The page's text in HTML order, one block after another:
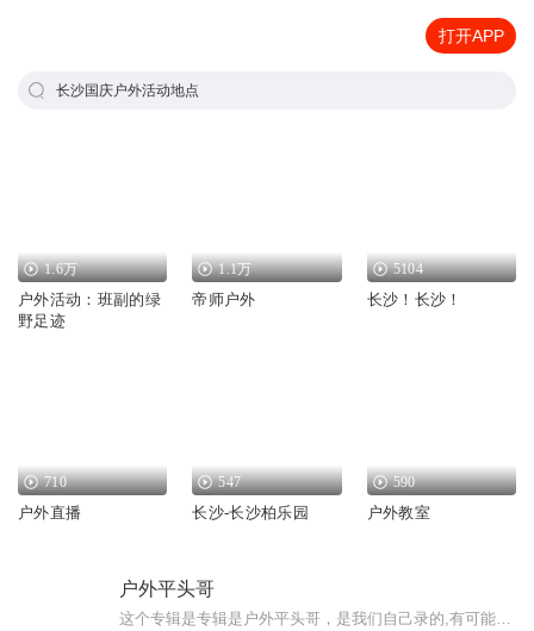
打开APP
长沙国庆户外活动地点
1.6万
户外活动：班副的绿
野足迹
1.1万
帝师户外
5104
长沙！长沙！
710
户外直播
547
长沙-长沙柏乐园
590
户外教室
户外平头哥